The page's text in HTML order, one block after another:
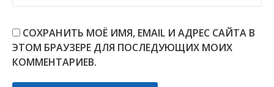
СОХРАНИТЬ МОЁ ИМЯ, EMAIL И АДРЕС САЙТА В
ЭТОМ БРАУЗЕРЕ ДЛЯ ПОСЛЕДУЮЩИХ МОИХ
КОММЕНТАРИЕВ.